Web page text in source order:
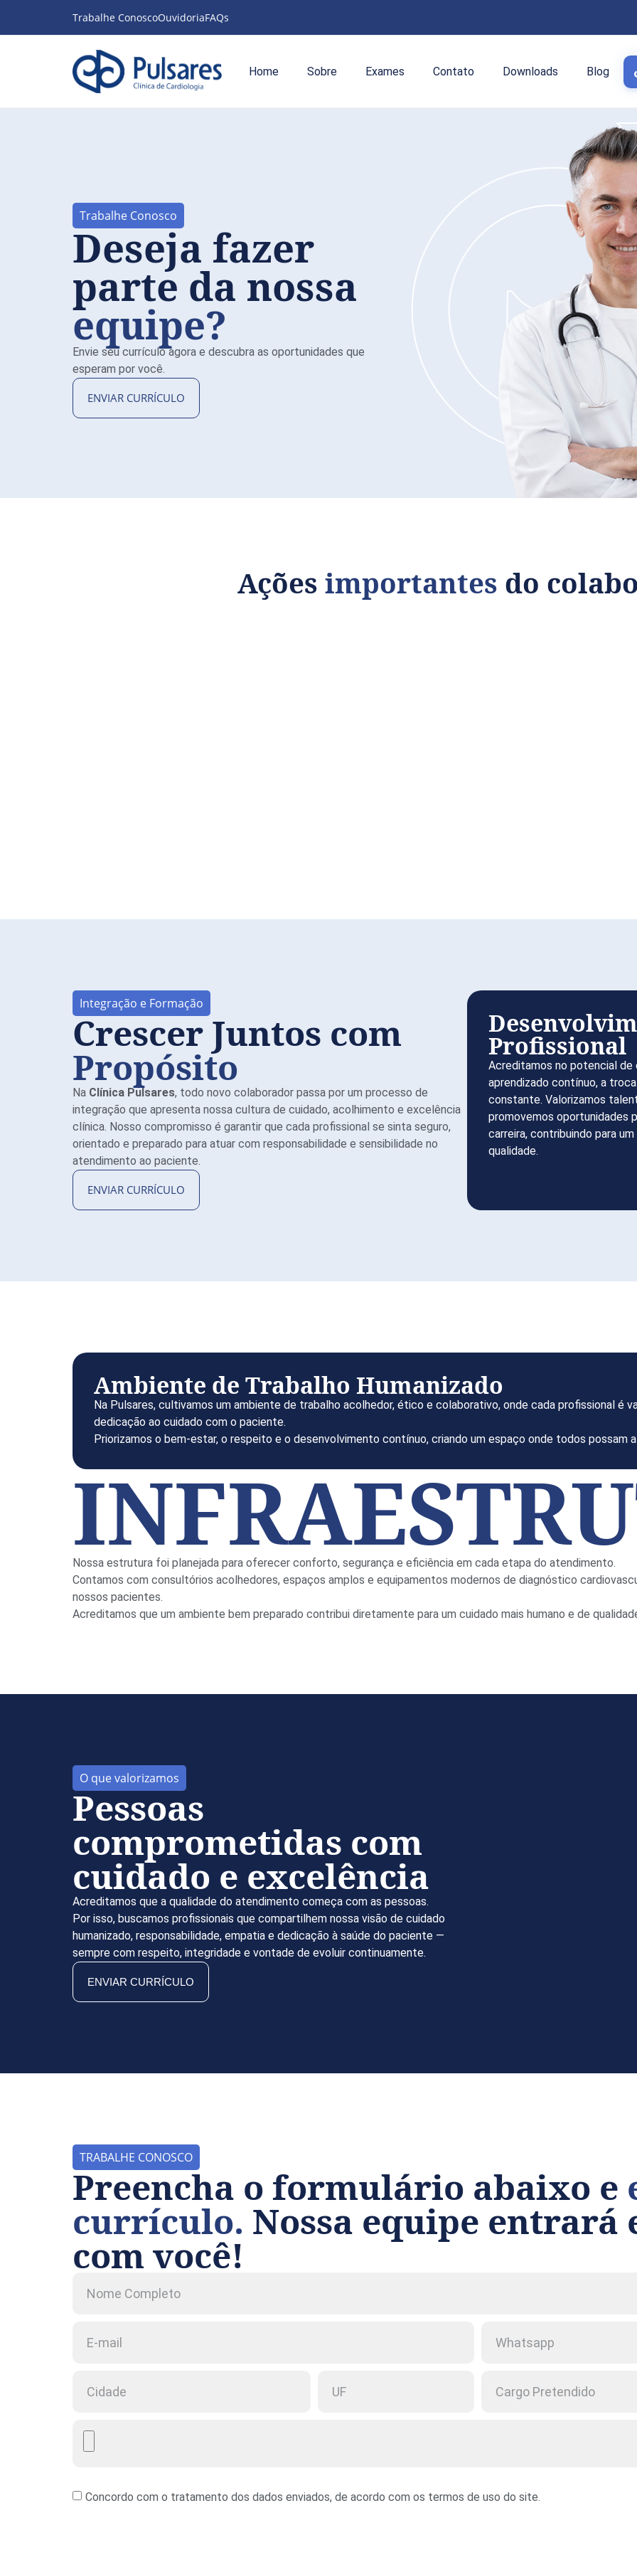
Trabalhe ConoscoOuvidoriaFAQs
Home Sobre Exames Contato Downloads Blog
Trabalhe Conosco
Deseja fazer
parte da nossa
equipe?
Envie seu currículo agora e descubra as oportunidades que
esperam por você.
ENVIAR CURRÍCULO
Ações importantes do
Integração e Formação
Crescer Juntos com
Propósito
Na Clínica Pulsares, todo novo colaborador passa por um processo de
integração que apresenta nossa cultura de cuidado, acolhimento e excelência
clínica. Nosso compromisso é garantir que cada profissional se sinta seguro,
orientado e preparado para atuar com responsabilidade e sensibilidade no
atendimento ao paciente.
ENVIAR CURRÍCULO
Profissional
Acreditamos no potencial de
aprendizado contínuo, a
constante. Valorizamos
promovemos oportunidades
carreira, contribuindo para
qualidade.
Ambiente de Trabalho Humanizado
Na Pulsares, cultivamos um ambiente de trabalho acolhedor, ético e colaborativo, onde cada profissional é
dedicação ao cuidado com o paciente.
Priorizamos o bem-estar, o respeito e o desenvolvimento contínuo, criando um espaço onde todos possam
Nossa estrutura foi planejada para oferecer conforto, segurança e eficiência em cada etapa do atendimento.
Contamos com consultórios acolhedores, espaços amplos e equipamentos modernos de diagnóstico
nossos pacientes.
Acreditamos que um ambiente bem preparado contribui diretamente para um cuidado mais humano e de
O que valorizamos
Pessoas
comprometidas com
cuidado e excelência
Acreditamos que a qualidade do atendimento começa com as pessoas.
Por isso, buscamos profissionais que compartilhem nossa visão de cuidado
humanizado, responsabilidade, empatia e dedicação à saúde do paciente —
sempre com respeito, integridade e vontade de evoluir continuamente.
ENVIAR CURRÍCULO
TRABALHE CONOSCO
Preencha o formulário abaixo e
currículo. Nossa equipe entrará
com você!
Concordo com o tratamento dos dados enviados, de acordo com os termos de uso do site.